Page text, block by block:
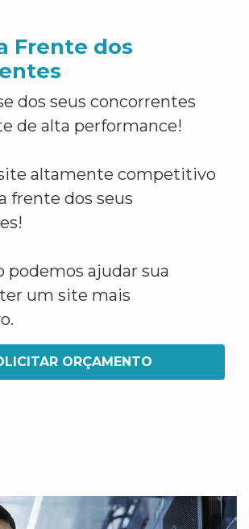
Frente dos
dos seus concorrentes
de alta performance!
altamente competitivo
frente dos seus
podemos ajudar sua
um site mais
ORÇAMENTO